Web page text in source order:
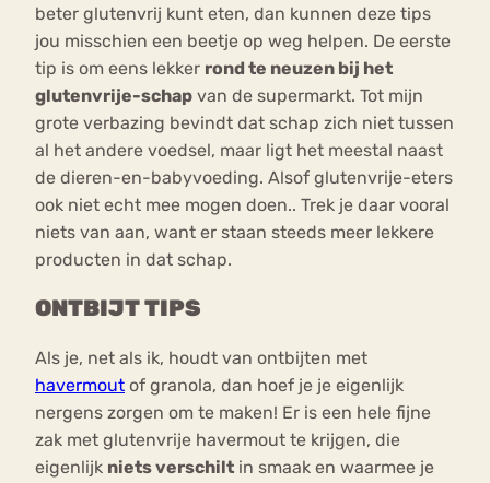
beter glutenvrij kunt eten, dan kunnen deze tips
jou misschien een beetje op weg helpen. De eerste
tip is om eens lekker rond te neuzen bij het
glutenvrije-schap van de supermarkt. Tot mijn
grote verbazing bevindt dat schap zich niet tussen
al het andere voedsel, maar ligt het meestal naast
de dieren-en-babyvoeding. Alsof glutenvrije-eters
ook niet echt mee mogen doen.. Trek je daar vooral
niets van aan, want er staan steeds meer lekkere
producten in dat schap.
ONTBIJT TIPS
Als je, net als ik, houdt van ontbijten met
havermout of granola, dan hoef je je eigenlijk
nergens zorgen om te maken! Er is een hele fijne
zak met glutenvrije havermout te krijgen, die
eigenlijk niets verschilt in smaak en waarmee je